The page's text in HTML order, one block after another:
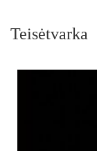
Teisėtvarka